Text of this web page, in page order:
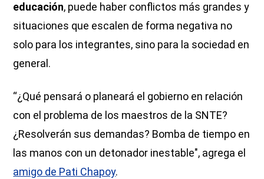
educación, puede haber conflictos más grandes y
situaciones que escalen de forma negativa no
solo para los integrantes, sino para la sociedad en
general.
“¿Qué pensará o planeará el gobierno en relación
con el problema de los maestros de la SNTE?
¿Resolverán sus demandas? Bomba de tiempo en
las manos con un detonador inestable", agrega el
amigo de Pati Chapoy.